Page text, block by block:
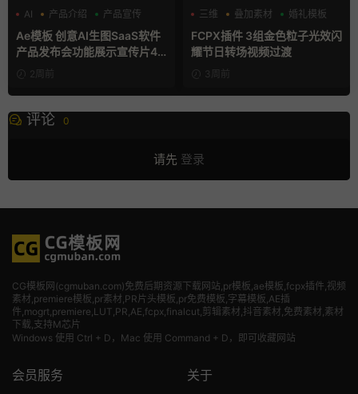
AI
产品介绍 产品宣传
Ae模板 创意AI生图SaaS软件
产品发布会功能展示宣传片4K
片头2周前
三维
叠加素材 婚礼模板
FCPX插件 3组金色粒子光效闪
耀节日转场视频过渡
3周前
评论 0
请先 登录
CG模板网(cgmuban.com)免费后期资源下载网站,pr模板,ae模板,fcpx插件,视频
素材 ,premiere模板,pr素材,PR片头模板,pr免费模板,字幕模板,AE插
件,mogrt,premiere,LUT,PR,AE,fcpx,finalcut,剪辑素材,抖音素材,免费素材,素材
下载,支持M芯片
Windows 使用 Ctrl + D，Mac 使用 Command + D，即可收藏网站
会员服务 关于